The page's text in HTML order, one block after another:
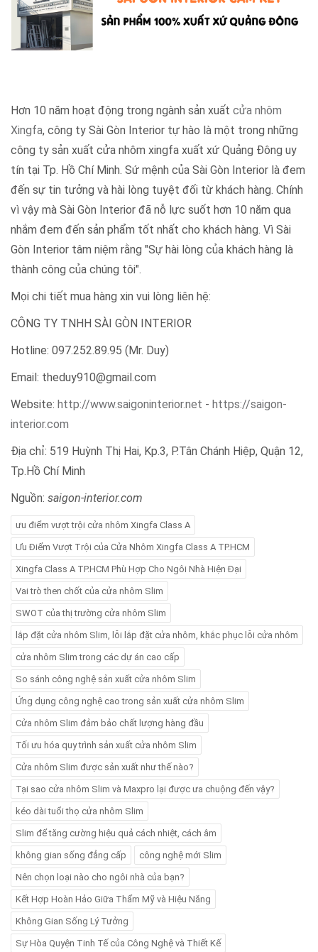
Hơn 10 năm hoạt động trong ngành sản xuất cửa nhôm
Xingfa, công ty Sài Gòn Interior tự hào là một trong những
công ty sản xuất cửa nhôm xingfa xuất xứ Quảng Đông uy
tín tại Tp. Hồ Chí Minh. Sứ mệnh của Sài Gòn Interior là đem
đến sự tin tưởng và hài lòng tuyệt đối từ khách hàng. Chính
vì vậy mà Sài Gòn Interior đã nỗ lực suốt hơn 10 năm qua
nhắm đem đến sản phẩm tốt nhất cho khách hàng. Vì Sài
Gòn Interior tâm niệm rằng "Sự hài lòng của khách hàng là
thành công của chúng tôi".
Mọi chi tiết mua hàng xin vui lòng liên hệ:
CÔNG TY TNHH SÀI GÒN INTERIOR
Hotline: 097.252.89.95 (Mr. Duy)
Email: theduy910@gmail.com
Website: http://www.saigoninterior.net - https://saigon-
interior.com
Địa chỉ: 519 Huỳnh Thị Hai, Kp.3, P.Tân Chánh Hiệp, Quận 12,
Tp.Hồ Chí Minh
Nguồn: saigon-interior.com
ưu điểm vượt trội cửa nhôm Xingfa Class A
Ưu Điểm Vượt Trội của Cửa Nhôm Xingfa Class A TP.HCM
Xingfa Class A TP.HCM Phù Hợp Cho Ngôi Nhà Hiện Đại
Vai trò then chốt của cửa nhôm Slim
SWOT của thị trường cửa nhôm Slim
lắp đặt cửa nhôm Slim, lỗi lắp đặt cửa nhôm, khắc phục lỗi cửa nhôm
cửa nhôm Slim trong các dự án cao cấp
So sánh công nghệ sản xuất cửa nhôm Slim
Ứng dụng công nghệ cao trong sản xuất cửa nhôm Slim
Cửa nhôm Slim đảm bảo chất lượng hàng đầu
Tối ưu hóa quy trình sản xuất cửa nhôm Slim
Cửa nhôm Slim được sản xuất như thế nào?
Tại sao cửa nhôm Slim và Maxpro lại được ưa chuộng đến vậy?
kéo dài tuổi thọ cửa nhôm Slim
Slim để tăng cường hiệu quả cách nhiệt, cách âm
không gian sống đẳng cấp công nghệ mới Slim
Nên chọn loại nào cho ngôi nhà của bạn?
Kết Hợp Hoàn Hảo Giữa Thẩm Mỹ và Hiệu Năng
Không Gian Sống Lý Tưởng
Sự Hòa Quyện Tinh Tế của Công Nghệ và Thiết Kế